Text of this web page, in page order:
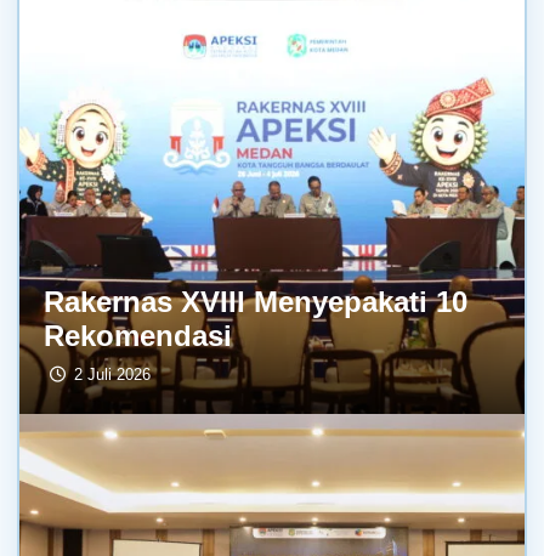
Rakernas XVIII Menyepakati 10
Rekomendasi
2 Juli 2026